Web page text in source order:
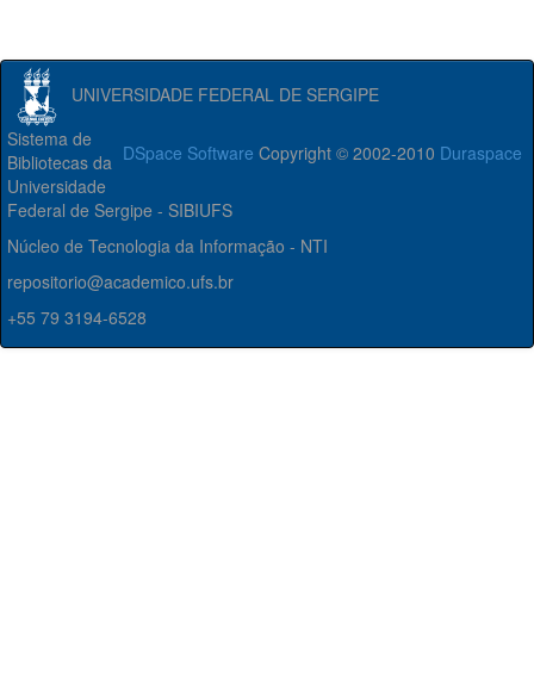
UNIVERSIDADE FEDERAL DE SERGIPE
DSpace Software Copyright © 2002-2010 Duraspace
Sistema de
Bibliotecas da
Universidade
Federal de Sergipe - SIBIUFS
Núcleo de Tecnologia da Informação - NTI
repositorio@academico.ufs.br
+55 79 3194-6528